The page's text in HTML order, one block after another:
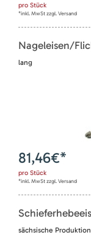
pro Stück
*inkl. MwSt zzgl. Versand
Nageleisen/
lang
81,46€*
pro Stück
*inkl. MwSt zzgl. Versand
sächsische